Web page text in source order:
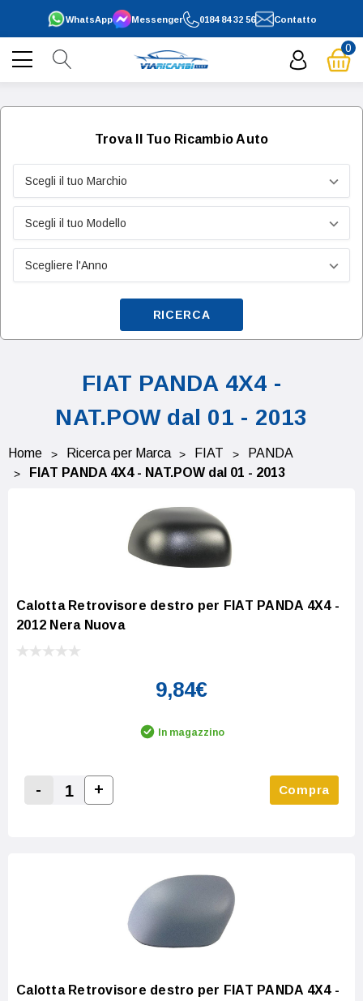
0184 84 32 56
WhatsApp Contatto
Messenger
0
Trova Il Tuo Ricambio Auto
RICERCA
FIAT PANDA 4X4 -
NAT.POW dal 01 - 2013
Home Ricerca per Marca FIAT
PANDA
FIAT PANDA 4X4 - NAT.POW dal 01 - 2013
Calotta Retrovisore destro per FIAT PANDA 4X4 -
2012 Nera Nuova
9,84€
In magazzino
Decrease Quantity:
-
Increase Quantity:
+ Compra
Calotta Retrovisore destro per FIAT PANDA 4X4 -